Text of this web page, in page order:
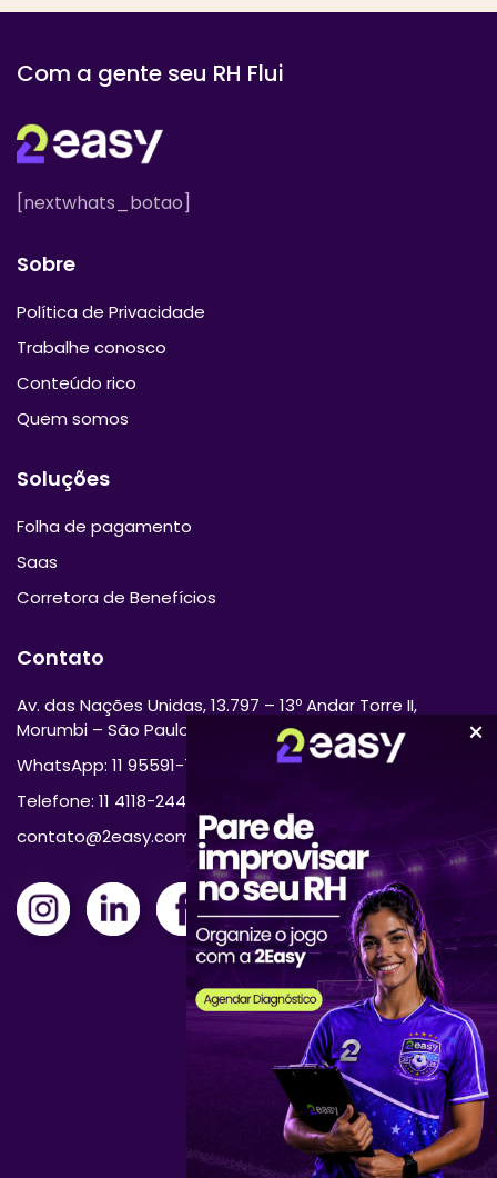
Com a gente seu RH Flui
[nextwhats_botao]
Sobre
Política de Privacidade
Trabalhe conosco
Conteúdo rico
Quem somos
Soluções
Folha de pagamento
Saas
Corretora de Benefícios
Contato
Av. das Nações Unidas, 13.797 – 13º Andar Torre II,
Morumbi – São Paulo/SP 04794-000
WhatsApp: 11 95591-7870
Telefone: 11 4118-2444
contato@2easy.com.br